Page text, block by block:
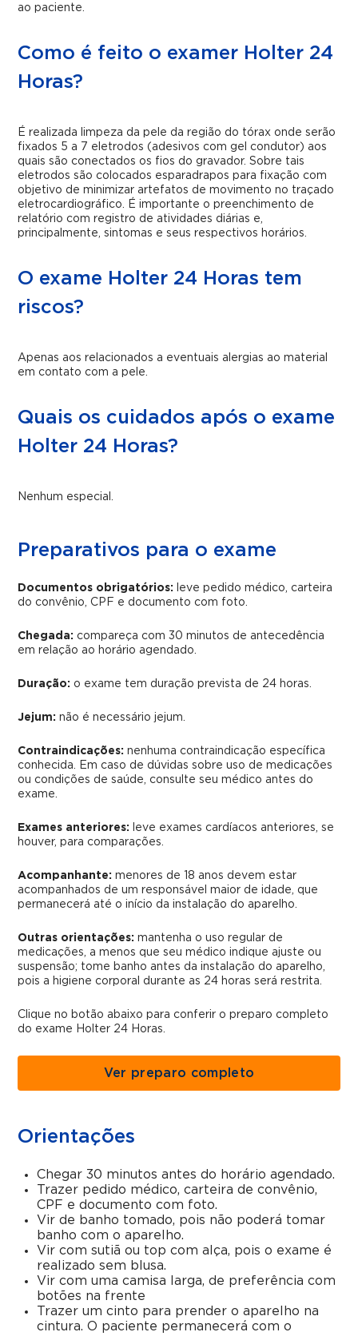
ao paciente.
Como é feito o examer Holter 24
Horas?
É realizada limpeza da pele da região do tórax onde serão
fixados 5 a 7 eletrodos (adesivos com gel condutor) aos
quais são conectados os fios do gravador. Sobre tais
eletrodos são colocados esparadrapos para fixação com
objetivo de minimizar artefatos de movimento no traçado
eletrocardiográfico. É importante o preenchimento de
relatório com registro de atividades diárias e,
principalmente, sintomas e seus respectivos horários.
O exame Holter 24 Horas tem
riscos?
Apenas aos relacionados a eventuais alergias ao material
em contato com a pele.
Quais os cuidados após o exame
Holter 24 Horas?
Nenhum especial.
Preparativos para o exame
Documentos obrigatórios:
leve pedido médico, carteira
do convênio, CPF e documento com foto.
Chegada: compareça com 30 minutos de antecedência
em relação ao horário agendado.
Duração: o exame tem duração prevista de 24 horas.
Jejum: não é necessário jejum.
Contraindicações: nenhuma contraindicação específica
conhecida. Em caso de dúvidas sobre uso de medicações
ou condições de saúde, consulte seu médico antes do
exame.
Exames anteriores:
leve exames cardíacos anteriores, se
houver, para comparações.
Acompanhante: menores de 18 anos devem estar
acompanhados de um responsável maior de idade, que
permanecerá até o início da instalação do aparelho.
Outras orientações: mantenha o uso regular de
medicações, a menos que seu médico indique ajuste ou
suspensão; tome banho antes da instalação do aparelho,
pois a higiene corporal durante as 24 horas será restrita.
Clique no botão abaixo para conferir o preparo completo
do exame Holter 24 Horas.
Ver preparo completo
Orientações
Chegar 30 minutos antes do horário agendado.
Trazer pedido médico, carteira de convênio,
CPF e documento com foto.
Vir de banho tomado, pois não poderá tomar
banho com o aparelho.
Vir com sutiã ou top com alça, pois o exame é
realizado sem blusa.
Vir com uma camisa larga, de preferência com
botões na frente
Trazer um cinto para prender o aparelho na
cintura. O paciente permanecerá com o